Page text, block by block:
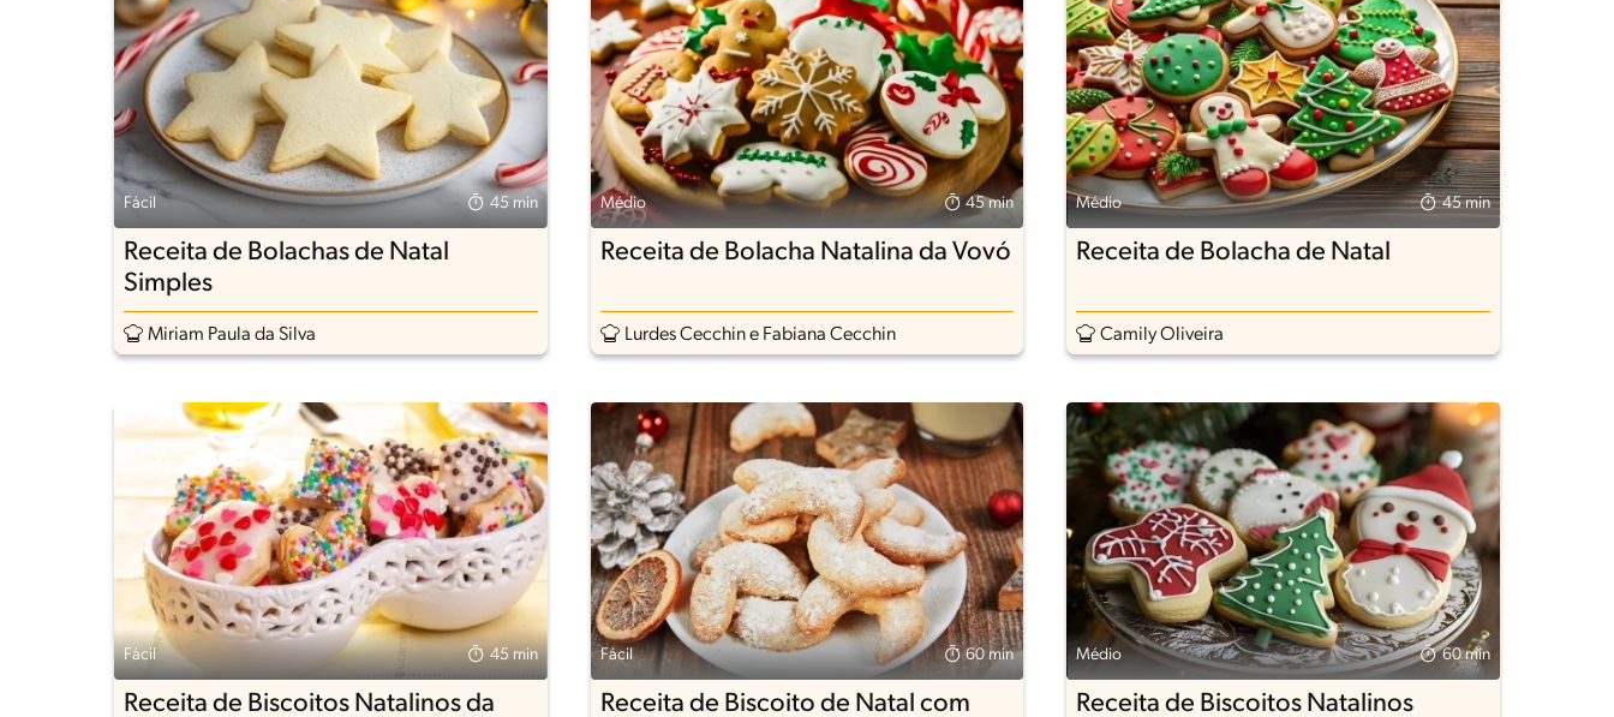
Fácil 45 min
Receita de Bolachas de Natal
Simples
Miriam Paula da Silva
Médio 45 min
Receita de Bolacha Natalina da Vovó
Lurdes Cecchin e Fabiana Cecchin
Médio 45 min
Receita de Bolacha de Natal
Camily Oliveira
Fácil 45 min
Receita de Biscoitos Natalinos da
Fácil 60 min
Receita de Biscoito de Natal com
Médio 60 min
Receita de Biscoitos Natalinos